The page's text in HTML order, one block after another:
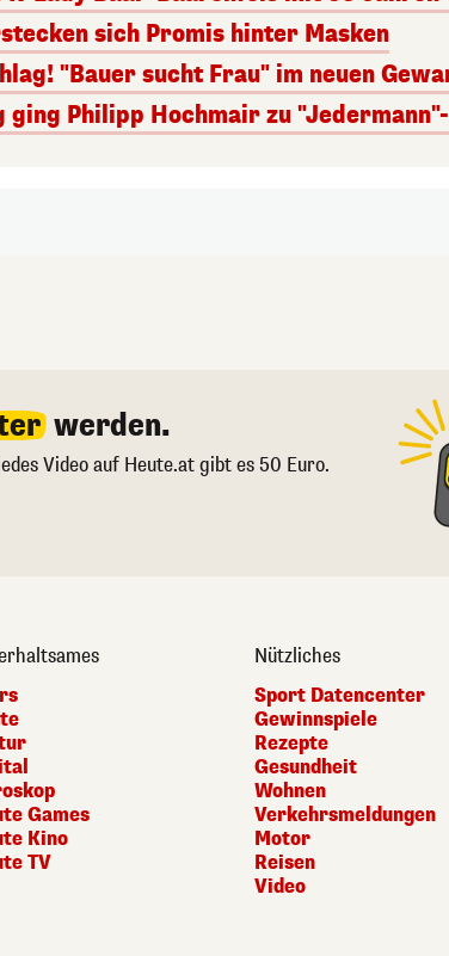
sich Promis hinter Masken
"Bauer sucht Frau" im neuen
ging Philipp Hochmair zu
werden.
Video auf Heute.at gibt es 50 Euro.
Games
Kino
TV
Nützliches
Sport Datencenter
Gewinnspiele
Rezepte
Gesundheit
Wohnen
Verkehrsmeldungen
Motor
Reisen
Video